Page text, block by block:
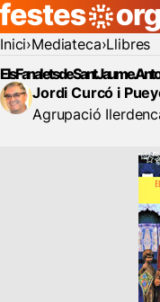
Inici Mediateca Llibres
Els Fanalets de Sant Jaume.
Jordi Curcó i
Agrupació